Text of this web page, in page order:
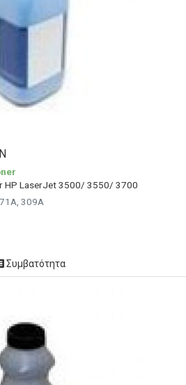
HP LaserJet 3500/ 3550/ 3700
309A
Συμβατότητα